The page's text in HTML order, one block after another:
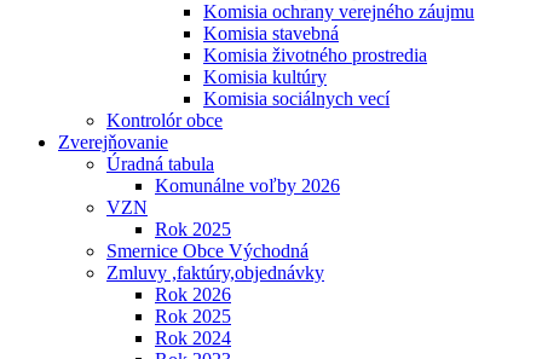
Komisia ochrany verejného záujmu
Komisia stavebná
Komisia životného prostredia
Komisia kultúry
Komisia sociálnych vecí
Kontrolór obce
Zverejňovanie
Úradná tabula
Komunálne voľby 2026
VZN
Rok 2025
Smernice Obce Východná
Zmluvy ,faktúry,objednávky
Rok 2026
Rok 2025
Rok 2024